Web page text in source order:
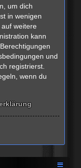
um dich
in wenigen
weitere
kann
und
registrierst.
wenn du